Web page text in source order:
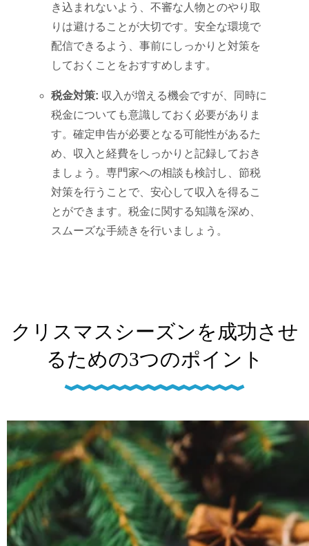
き込まれないよう、不審な人物とのやり取
りは避けることが大切です。安全な環境で
配信できるよう、事前にしっかりと対策を
しておくことをおすすめします。
税金対策: 収入が増える機会ですが、同時に
税金についても意識しておく必要がありま
す。確定申告が必要となる可能性があるた
め、収入と経費をしっかりと記録しておき
ましょう。専門家への相談も検討し、節税
対策を行うことで、安心して収入を得るこ
とができます。税金に関する知識を深め、
スムーズな手続きを行いましょう。
クリスマスシーズンを成功させ
るための3つのポイント